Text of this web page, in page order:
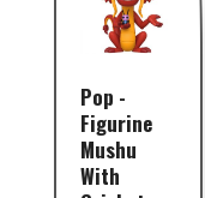
Pop -
Figurine
Mushu
With